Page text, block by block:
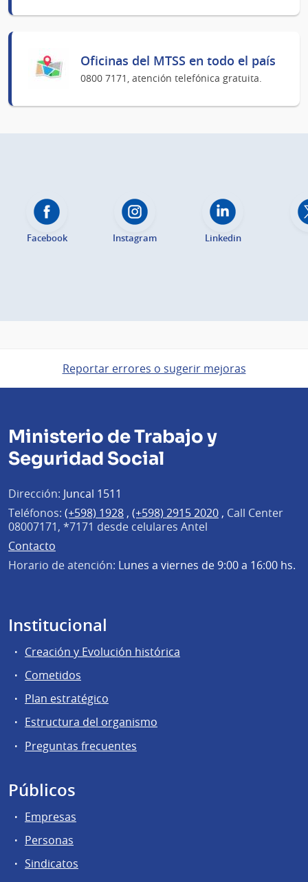
Oficinas del MTSS en todo el país
0800 7171, atención telefónica gratuita.
Facebook Instagram Linkedin
Reportar errores o sugerir mejoras
Ministerio de Trabajo y
Seguridad Social
Dirección: Juncal 1511
Teléfonos: (+598) 1928 , (+598) 2915 2020 , Call Center
08007171, *7171 desde celulares Antel
Contacto
Horario de atención: Lunes a viernes de 9:00 a 16:00 hs.
Institucional
Creación y Evolución histórica
Cometidos
Plan estratégico
Estructura del organismo
Preguntas frecuentes
Públicos
Empresas
Personas
Sindicatos